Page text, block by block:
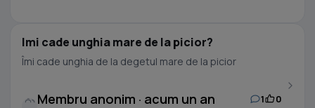
Imi cade unghia mare de la picior?
Îmi cade unghia de la degetul mare de la picior
Membru anonim · acum un an 1 0